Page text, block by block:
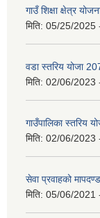
गाउँ शिक्षा क्षेत्र
मिति: 05/25/2025
वडा स्तरिय योजा
मिति: 02/06/2023
गाउँपालिका स्तरिय
मिति: 02/06/2023
सेवा प्रवाहको
मिति: 05/06/2021